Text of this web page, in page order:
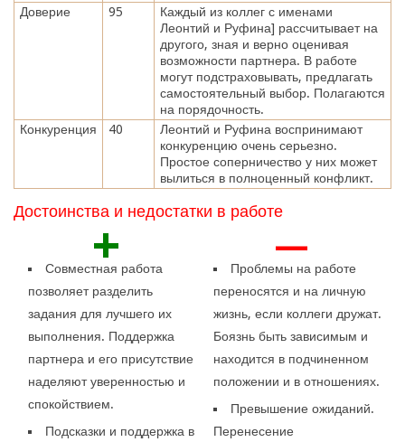
Доверие
95
Каждый из коллег с именами
Леонтий и Руфина] рассчитывает на
другого, зная и верно оценивая
возможности партнера. В работе
могут подстраховывать, предлагать
самостоятельный выбор. Полагаются
на порядочность.
Конкуренция
40
Леонтий и Руфина воспринимают
конкуренцию очень серьезно.
Простое соперничество у них может
вылиться в полноценный конфликт.
Достоинства и недостатки в работе
+
Совместная работа
позволяет разделить
задания для лучшего их
выполнения. Поддержка
партнера и его присутствие
наделяют уверенностью и
спокойствием.
Подсказки и поддержка в
—
Проблемы на работе
переносятся и на личную
жизнь, если коллеги дружат.
Боязнь быть зависимым и
находится в подчиненном
положении и в отношениях.
Превышение ожиданий.
Перенесение